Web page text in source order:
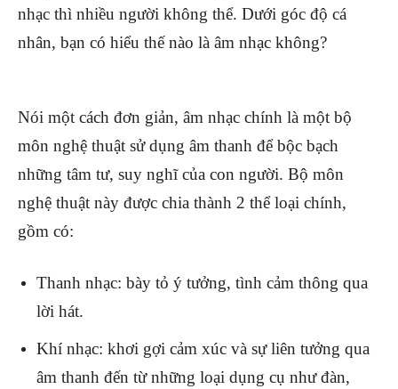
nhạc thì nhiều người không thể. Dưới góc độ cá
nhân, bạn có hiểu thế nào là âm nhạc không?
Nói một cách đơn giản, âm nhạc chính là một bộ
môn nghệ thuật sử dụng âm thanh để bộc bạch
những tâm tư, suy nghĩ của con người. Bộ môn
nghệ thuật này được chia thành 2 thể loại chính,
gồm có:
Thanh nhạc: bày tỏ ý tưởng, tình cảm thông qua
lời hát.
Khí nhạc: khơi gợi cảm xúc và sự liên tưởng qua
âm thanh đến từ những loại dụng cụ như đàn,